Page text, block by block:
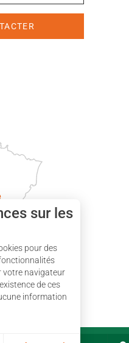
sur les
pour des
votre navigateur
de ces
information